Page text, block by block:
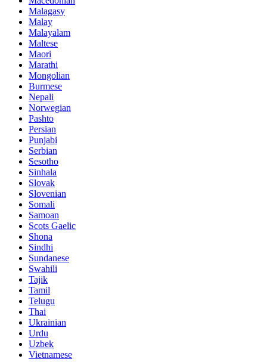
Malagasy
Malay
Malayalam
Maltese
Maori
Marathi
Mongolian
Burmese
Nepali
Norwegian
Pashto
Persian
Punjabi
Serbian
Sesotho
Sinhala
Slovak
Slovenian
Somali
Samoan
Scots Gaelic
Shona
Sindhi
Sundanese
Swahili
Tajik
Tamil
Telugu
Thai
Ukrainian
Urdu
Uzbek
Vietnamese